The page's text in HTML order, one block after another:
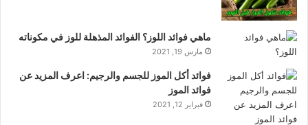
ماهي فوائد اللوز؟ الفوائد المذهلة للوز في مكوناته
مارس 19, 2021
فوائد أكل الموز للجسم والرجيم: اعرف المزيد عن
فوائد الموز
فبراير 12, 2021